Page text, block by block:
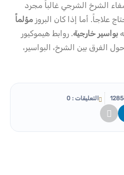
الشرخ الشرجي غالباً مجرد
علاجاً. أما إذا كان البروز مؤلماً
بواسير خارجية. روابط هيموكيور
الفرق بين الشرخ، البواسير،
التعليقات : 0